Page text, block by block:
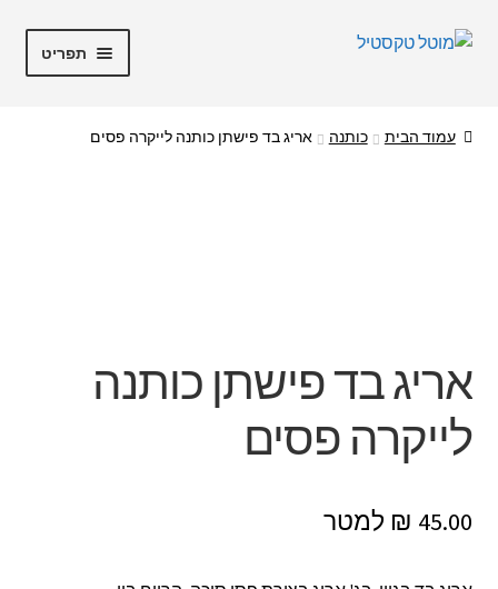
דלג
לדלג
תפריט
אודות
עמוד הבית כותנה אריג בד פישתן כותנה לייקרה פסים
אריג בד פישתן כותנה
לייקרה פסים
45.00
₪